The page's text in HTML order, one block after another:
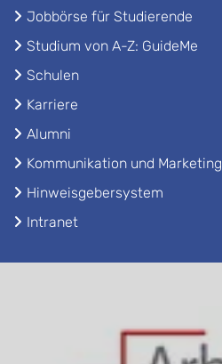
Jobbörse für Studierende
Studium von A-Z: GuideMe
Schulen
Karriere
Alumni
Kommunikation und Marketing
Hinweisgebersystem
Intranet